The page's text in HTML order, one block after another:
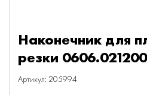
Наконечник для
резки 0606.021200
Артикул: 205994